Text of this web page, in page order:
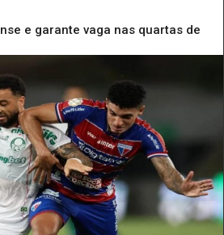
e garante vaga nas quartas de